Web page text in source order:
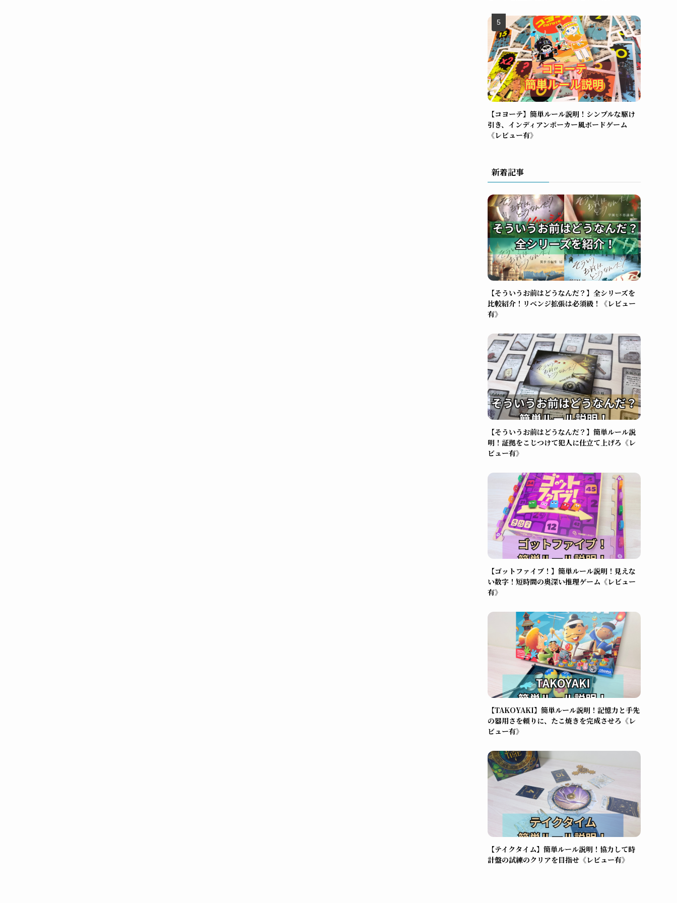
【コヨーテ】簡単ルール説明！シンプルな駆け
引き、インディアンポーカー風ボードゲーム
《レビュー有》
新着記事
【そういうお前はどうなんだ？】全シリーズを
比較紹介！リベンジ拡張は必須級！《レビュー
有》
【そういうお前はどうなんだ？】簡単ルール説
明！証拠をこじつけて犯人に仕立て上げろ《レ
ビュー有》
【ゴットファイブ！】簡単ルール説明！見えな
い数字！短時間の奥深い推理ゲーム《レビュー
有》
【TAKOYAKI】簡単ルール説明！記憶力と手先
の器用さを頼りに、たこ焼きを完成させろ《レ
ビュー有》
【テイクタイム】簡単ルール説明！協力して時
計盤の試練のクリアを目指せ《レビュー有》